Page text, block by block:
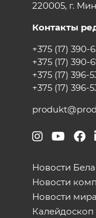
220005, г.
Контакты
+375 (17) 390-
+375 (17) 390-
+375 (17) 396-
+375 (17) 396-
Новости
Новости
Новости мира
Калейдоскоп